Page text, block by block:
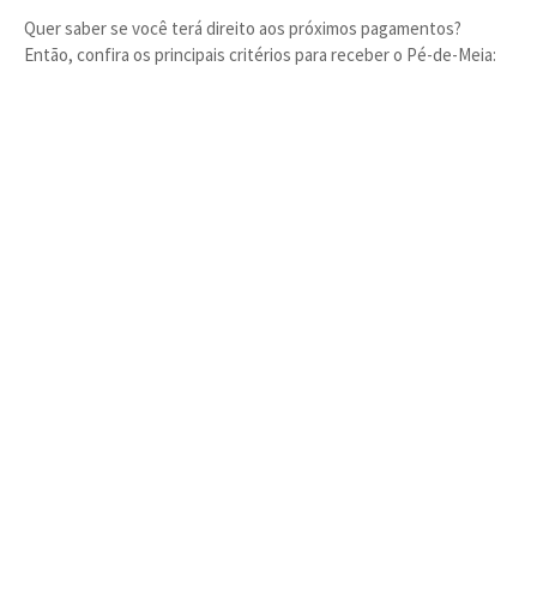
Quer saber se você terá direito aos próximos pagamentos?
Então, confira os principais critérios para receber o Pé-de-Meia: